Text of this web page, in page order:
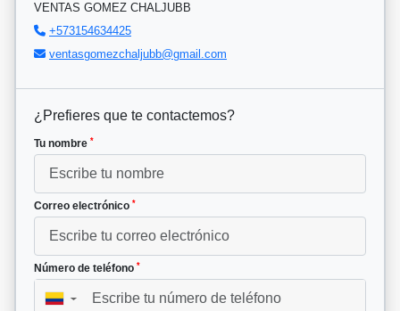
VENTAS GOMEZ CHALJUBB
+573154634425
ventasgomezchaljubb@gmail.com
¿Prefieres que te contactemos?
Tu nombre *
Correo electrónico *
Número de teléfono *
▼